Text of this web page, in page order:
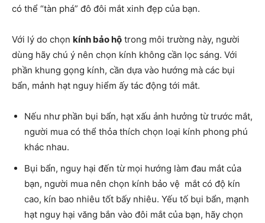
có thể “tàn phá” đô đôi mắt xinh đẹp của bạn.
Với lý do chọn kính bảo hộ trong môi trường này, người
dùng hãy chú ý nên chọn kính không cần lọc sáng. Với
phần khung gọng kính, cần dựa vào hướng mà các bụi
bẩn, mảnh hạt nguy hiểm ấy tác động tới mắt.
Nếu như phần bụi bẩn, hạt xấu ảnh hưởng từ trước mắt,
người mua có thể thỏa thích chọn loại kính phong phú
khác nhau.
Bụi bẩn, nguy hại đến từ mọi hướng làm đau mắt của
bạn, người mua nên chọn kính bảo vệ mắt có độ kín
cao, kín bao nhiêu tốt bấy nhiêu. Yếu tố bụi bẩn, mạnh
hạt nguy hại văng bắn vào đôi mắt của bạn, hãy chọn